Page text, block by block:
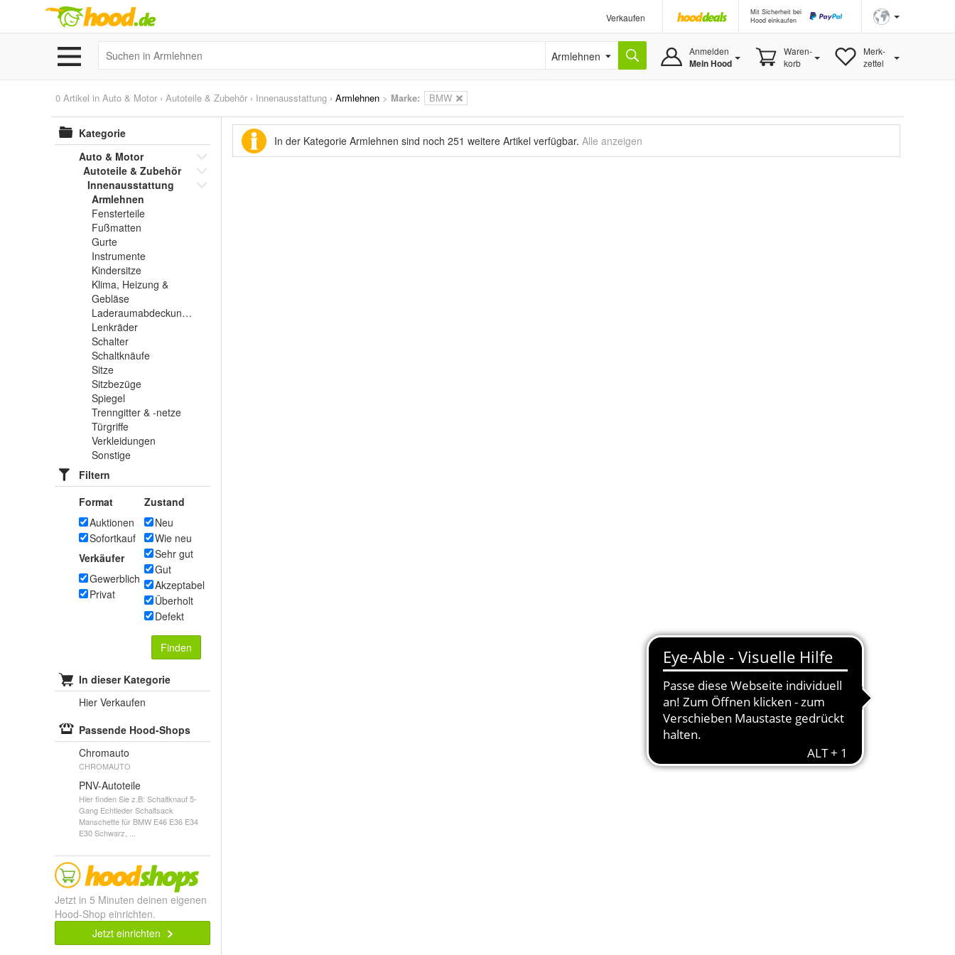
Verkaufen
Mit Sicherheit bei
Hood einkaufen
Armlehnen Anmelden
Mein Hood
Waren-
korb
Merk-
zettel
0 Artikel in Auto & Motor › Autoteile & Zubehör › Innenausstattung › Armlehnen > Marke: BMW
Kategorie
Auto & Motor
Autoteile & Zubehör
Innenausstattung
Armlehnen
Fensterteile
Fußmatten
Gurte
Instrumente
Kindersitze
Klima, Heizung &
Gebläse
Laderaumabdeckungen
Lenkräder
Schalter
Schaltknäufe
Sitze
Sitzbezüge
Spiegel
Trenngitter & -netze
Türgriffe
Verkleidungen
Sonstige
Filtern
Format
Auktionen
Sofortkauf
Verkäufer
Gewerblich
Privat
Zustand
Neu
Wie neu
Sehr gut
Gut
Akzeptabel
Überholt
Defekt
Finden
In dieser Kategorie
Hier Verkaufen
Passende Hood-Shops
Chromauto
CHROMAUTO
PNV-Autoteile
Hier finden Sie z.B: Schaltknauf 5-
Gang Echtleder Schaltsack
Manschette für BMW E46 E36 E34
E30 Schwarz, ...
Jetzt in 5 Minuten deinen eigenen
Hood-Shop einrichten.
Jetzt einrichten
In der Kategorie Armlehnen sind noch 251 weitere Artikel verfügbar. Alle anzeigen